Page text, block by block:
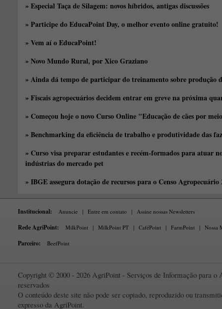
» Especial Taça de Silagem: novos híbridos, antigas discussões
» Participe do EducaPoint Day, o melhor evento online gratuito!
» Vem aí o EducaPoint!
» Novo Mundo Rural, por Xico Graziano
» Ainda dá tempo de participar do treinamento sobre produção
» Fiscais agropecuários decidem entrar em greve na próxima
» Começou hoje o novo Curso Online "Educação de cães por
» Benchmarking da eficiência de trabalho e produtividade das
» Curso visa preparar estudantes e recém-formados para atuar
indústrias do mercado pet
» IBGE assegura dotação de recursos para o Censo Agropecuário
Institucional: Anuncie | Entre em contato | Assine nossas Newsletters
Rede AgriPoint: MilkPoint | MilkPoint PT | CaféPoint | FarmPoint | Nossa
Parceiro: BeefPoint
Copyright © 2000 - 2026 AgriPoint - Serviços de Informação para o
reservados
O conteúdo deste site não pode ser copiado, reproduzido ou
expresso da AgriPoint.